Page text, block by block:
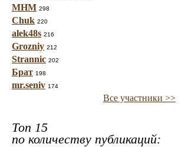
МНМ 298
Chuk 220
alek48s 216
Grozniy 212
Strannic 202
Брат 198
mr.seniv 174
Все участники >>
Топ 15
по количеству публикаций: